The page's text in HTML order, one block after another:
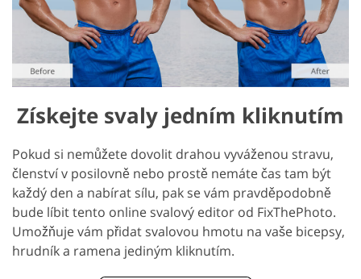
Získejte svaly jedním kliknutím
Pokud si nemůžete dovolit drahou vyváženou stravu,
členství v posilovně nebo prostě nemáte čas tam být
každý den a nabírat sílu, pak se vám pravděpodobně
bude líbit tento online svalový editor od FixThePhoto.
Umožňuje vám přidat svalovou hmotu na vaše bicepsy,
hrudník a ramena jediným kliknutím.